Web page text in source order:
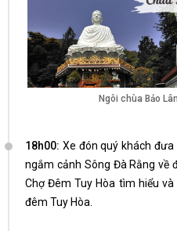
Ngôi chùa Bảo
18h00: Xe đón quý khách
ngắm cảnh Sông Đà Rằng về
Chợ Đêm Tuy Hòa tìm hiểu
đêm Tuy Hòa.